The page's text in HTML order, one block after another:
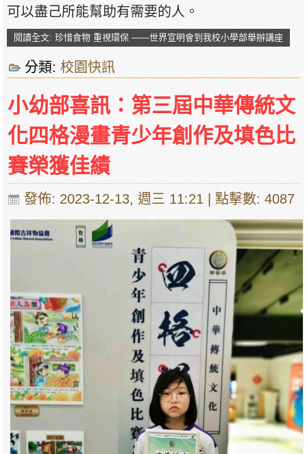
可以盡己所能幫助有需要的人。
閱讀全文: 珍惜食物 重視環保 ——世界宣明會到我校小學部舉辦講座
分類:校園快訊
小幼部喜訊：第三屆中華傳統文
化四格漫畫青少年創作及填色比
賽榮獲佳績
發佈: 2023-12-13, 週三 11:21 | 點擊數: 4087